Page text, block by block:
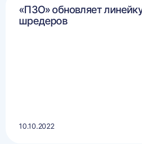
«ПЗО» обновляет
шредеров
10.10.2022